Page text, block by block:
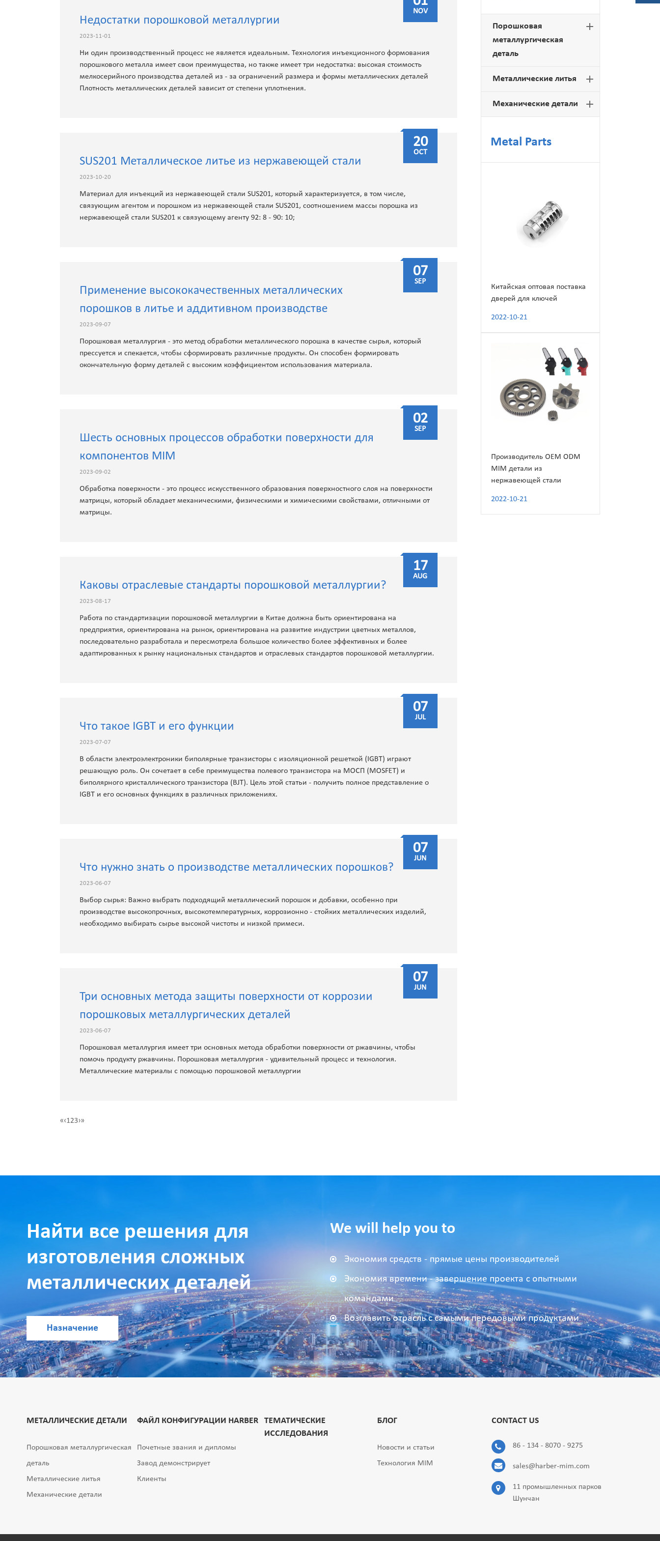
Порошковая металлическая шестерня Блокирующий блок
Недостатки порошковой металлургии
2023-11-01
Ни один производственный процесс не является идеальным. Технология инъекционного формования
порошкового металла имеет свои преимущества, но также имеет три недостатка: высокая стоимость
мелкосерийного производства деталей из - за ограничений размера и формы металлических деталей
Плотность металлических деталей зависит от степени уплотнения.
NOV
SUS201 Металлическое литье из нержавеющей стали
2023-10-20
Материал для инъекций из нержавеющей стали SUS201, который характеризуется, в том числе,
связующим агентом и порошком из нержавеющей стали SUS201, соотношением массы порошка из
нержавеющей стали SUS201 к связующему агенту 92: 8 - 90: 10;
20
OCT
Применение высококачественных металлических
порошков в литье и аддитивном производстве
2023-09-07
Порошковая металлургия - это метод обработки металлического порошка в качестве сырья, который
прессуется и спекается, чтобы сформировать различные продукты. Он способен формировать
окончательную форму деталей с высоким коэффициентом использования материала.
07
SEP
Шесть основных процессов обработки поверхности для
компонентов MIM
2023-09-02
Обработка поверхности - это процесс искусственного образования поверхностного слоя на поверхности
матрицы, который обладает механическими, физическими и химическими свойствами, отличными от
матрицы.
02
SEP
Каковы отраслевые стандарты порошковой металлургии?
2023-08-17
Работа по стандартизации порошковой металлургии в Китае должна быть ориентирована на
предприятия, ориентирована на рынок, ориентирована на развитие индустрии цветных металлов,
последовательно разработала и пересмотрела большое количество более эффективных и более
адаптированных к рынку национальных стандартов и отраслевых стандартов порошковой металлургии.
17
AUG
Что такое IGBT и его функции
2023-07-07
В области электроэлектроники биполярные транзисторы с изоляционной решеткой (IGBT) играют
решающую роль. Он сочетает в себе преимущества полевого транзистора на МОСП (MOSFET) и
биполярного кристаллического транзистора (BJT). Цель этой статьи - получить полное представление о
IGBT и его основных функциях в различных приложениях.
07
JUL
Что нужно знать о производстве металлических порошков?
2023-06-07
Выбор сырья: Важно выбрать подходящий металлический порошок и добавки, особенно при
производстве высокопрочных, высокотемпературных, коррозионно - стойких металлических изделий,
необходимо выбирать сырье высокой чистоты и низкой примеси.
07
JUN
Три основных метода защиты поверхности от коррозии
порошковых металлургических деталей
2023-06-07
Порошковая металлургия имеет три основных метода обработки поверхности от ржавчины, чтобы
помочь продукту ржавчины. Порошковая металлургия - удивительный процесс и технология.
Металлические материалы с помощью порошковой металлургии
07
JUN
«‹123›»
Порошковая
металлургическая
деталь
Металлические литья
Механические детали
Metal Parts
Китайская оптовая поставка
дверей для ключей
2022-10-21
Производитель OEM ODM
MIM детали из
нержавеющей стали
2022-10-21
Найти все решения для
изготовления сложных
металлических деталей
Назначение
We will help you to
Экономия средств - прямые цены производителей
Экономия времени - завершение проекта с опытными
командами
Возглавить отрасль с самыми передовыми продуктами
МЕТАЛЛИЧЕСКИЕ ДЕТАЛИ
Порошковая металлургическая
деталь
Металлические литья
Механические детали
ФАЙЛ КОНФИГУРАЦИИ HARBER
Почетные звания и дипломы
Завод демонстрирует
Клиенты
ТЕМАТИЧЕСКИЕ
ИССЛЕДОВАНИЯ
БЛОГ
Новости и статьи
Технология MIM
CONTACT US
86 - 134 - 8070 - 9275
sales@harber-mim.com
11 промышленных парков
Шунчан